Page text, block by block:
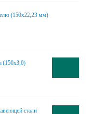
(150x22,23 мм)
(150x3,0)
стали